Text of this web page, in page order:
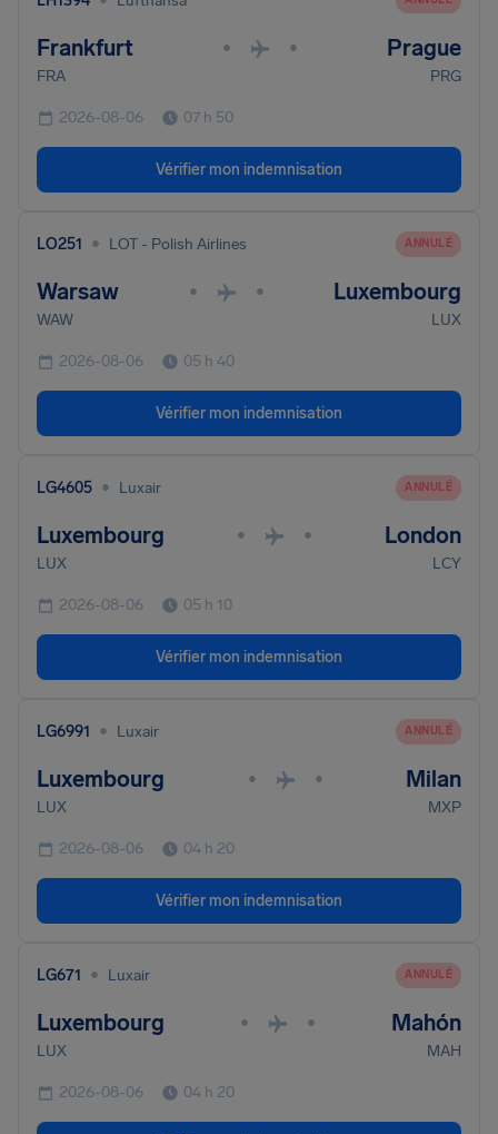
Frankfurt • • Prague
FRA PRG
2026-08-06 07 h 50
Vérifier mon indemnisation
LO251 • LOT - Polish Airlines ANNULÉ
Warsaw • • Luxembourg
WAW LUX
2026-08-06 05 h 40
Vérifier mon indemnisation
LG4605 • Luxair ANNULÉ
Luxembourg • • London
LUX LCY
2026-08-06 05 h 10
Vérifier mon indemnisation
LG6991 • Luxair ANNULÉ
Luxembourg • • Milan
LUX MXP
2026-08-06 04 h 20
Vérifier mon indemnisation
LG671 • Luxair ANNULÉ
Luxembourg • • Mahón
LUX MAH
2026-08-06 04 h 20